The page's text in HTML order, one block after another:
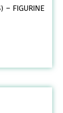
– FIGURINE